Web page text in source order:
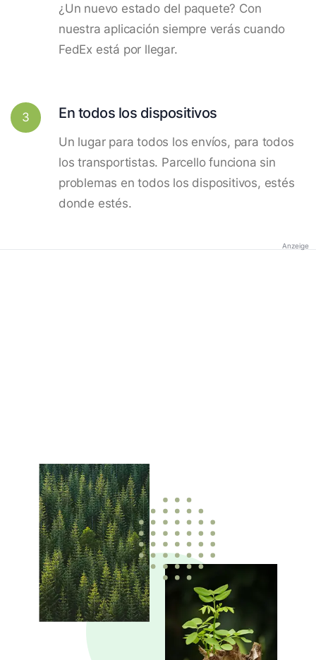
¿Un nuevo estado del paquete? Con
nuestra aplicación siempre verás cuando
FedEx está por llegar.
3 En todos los dispositivos
Un lugar para todos los envíos, para todos
los transportistas. Parcello funciona sin
problemas en todos los dispositivos, estés
donde estés.
Anzeige